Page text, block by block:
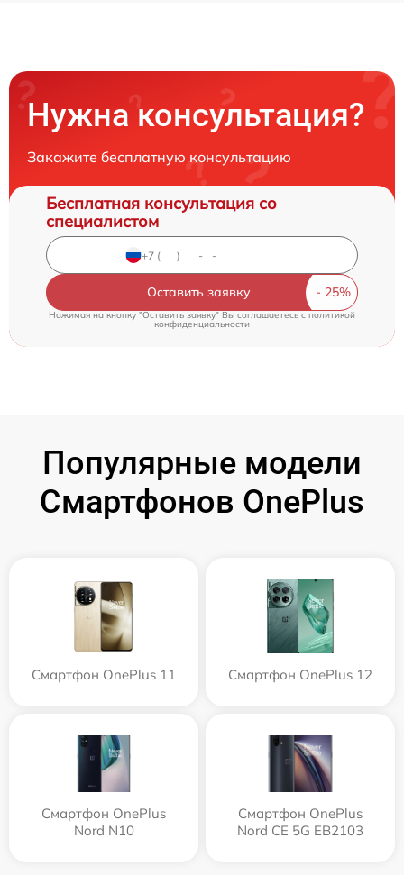
Нужна консультация?
Закажите бесплатную консультацию
Бесплатная консультация со
специалистом
Оставить заявку
Нажимая на кнопку "Оставить заявку" Вы соглашаетесь c политикой
конфиденциальности
Популярные модели
Смартфонов OnePlus
Смартфон OnePlus 11 Смартфон OnePlus 12
Смартфон OnePlus
Nord N10
Смартфон OnePlus
Nord CE 5G EB2103